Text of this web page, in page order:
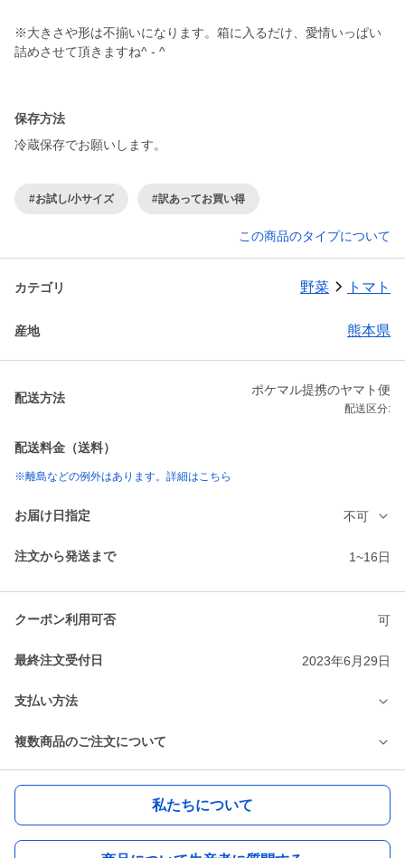
※大きさや形は不揃いになります。箱に入るだけ、愛情いっぱい
詰めさせて頂きますね^ - ^
保存方法
冷蔵保存でお願いします。
#お試し/小サイズ #訳あってお買い得
この商品のタイプについて
カテゴリ 野菜 トマト
産地 熊本県
配送方法
ポケマル提携のヤマト便
配送区分:
配送料金（送料）
※離島などの例外はあります。詳細はこちら
お届け日指定 不可
注文から発送まで 1~16日
クーポン利用可否 可
最終注文受付日 2023年6月29日
支払い方法
複数商品のご注文について
私たちについて